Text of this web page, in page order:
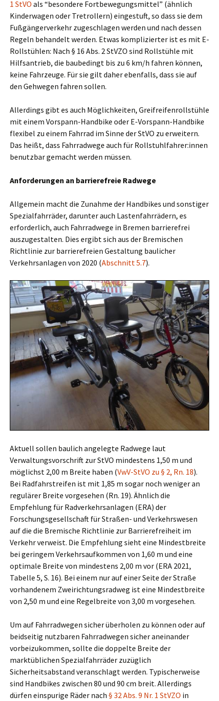
1 StVO als “besondere Fortbewegungsmittel” (ähnlich
Kinderwagen oder Tretrollern) eingestuft, so dass sie dem
Fußgängerverkehr zugeschlagen werden und nach dessen
Regeln behandelt werden. Etwas komplizierter ist es mit E-
Rollstühlen: Nach § 16 Abs. 2 StVZO sind Rollstühle mit
Hilfsantrieb, die baubedingt bis zu 6 km/h fahren können,
keine Fahrzeuge. Für sie gilt daher ebenfalls, dass sie auf
den Gehwegen fahren sollen.
Allerdings gibt es auch Möglichkeiten, Greifreifenrollstühle
mit einem Vorspann-Handbike oder E-Vorspann-Handbike
flexibel zu einem Fahrrad im Sinne der StVO zu erweitern.
Das heißt, dass Fahrradwege auch für Rollstuhlfahrer:innen
benutzbar gemacht werden müssen.
Anforderungen an barrierefreie Radwege
Allgemein macht die Zunahme der Handbikes und sonstiger
Spezialfahrräder, darunter auch Lastenfahrrädern, es
erforderlich, auch Fahrradwege in Bremen barrierefrei
auszugestalten. Dies ergibt sich aus der Bremischen
Richtlinie zur barrierefreien Gestaltung baulicher
Verkehrsanlagen von 2020 (Abschnitt 5.7).
Aktuell sollen baulich angelegte Radwege laut
Verwaltungsvorschrift zur StVO mindestens 1,50 m und
möglichst 2,00 m Breite haben (VwV-StVO zu § 2, Rn. 18).
Bei Radfahrstreifen ist mit 1,85 m sogar noch weniger an
regulärer Breite vorgesehen (Rn. 19). Ähnlich die
Empfehlung für Radverkehrsanlagen (ERA) der
Forschungsgesellschaft für Straßen- und Verkehrswesen
auf die die Bremische Richtlinie zur Barrierefreiheit im
Verkehr verweist. Die Empfehlung sieht eine Mindestbreite
bei geringem Verkehrsaufkommen von 1,60 m und eine
optimale Breite von mindestens 2,00 m vor (ERA 2021,
Tabelle 5, S. 16). Bei einem nur auf einer Seite der Straße
vorhandenem Zweirichtungsradweg ist eine Mindestbreite
von 2,50 m und eine Regelbreite von 3,00 m vorgesehen.
Um auf Fahrradwegen sicher überholen zu können oder auf
beidseitig nutzbaren Fahrradwegen sicher aneinander
vorbeizukommen, sollte die doppelte Breite der
marktüblichen Spezialfahrräder zuzüglich
Sicherheitsabstand veranschlagt werden. Typischerweise
sind Handbikes zwischen 80 und 90 cm breit. Allerdings
dürfen einspurige Räder nach § 32 Abs. 9 Nr. 1 StVZO in